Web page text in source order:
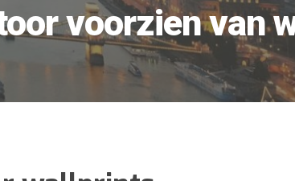
voorzien van